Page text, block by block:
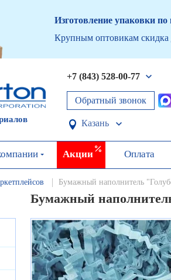
Изготовление упаковки
Крупным оптовикам скидка
+7 (843) 528-00-77
Обратный звонок
Казань
Акции Оплата
Бумажный наполнитель
Бумажный